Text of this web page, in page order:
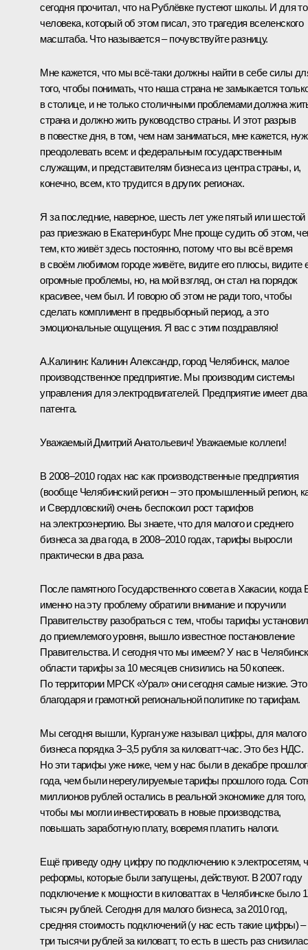
сегодня прочитал, что на Рублёвке пустеют школы. И для
человека, который об этом писал, это трагедия вселенского
масштаба. Что называется – почувствуйте разницу.
Мне кажется, что мы всё‑таки должны найти в себе силы
того, чтобы понимать, что наша страна не замыкается
в столице, и не только столичными проблемами должна
страна и должно жить руководство страны. И этот разрыв
в повестке дня, в том, чем нам заниматься, мне кажется,
преодолевать всем: и федеральным государственным
служащим, и представителям бизнеса из центра страны, и,
конечно, всем, кто трудится в других регионах.
Я за последние, наверное, шесть лет уже пятый или шестой
раз приезжаю в Екатеринбург. Мне проще судить об этом,
тем, кто живёт здесь постоянно, потому что вы всё время
в своём любимом городе живёте, видите его плюсы, видите
огромные проблемы, но, на мой взгляд, он стал на порядок
красивее, чем был. И говорю об этом не ради того, чтобы
сделать комплимент в предвыборный период, а это
эмоциональные ощущения. Я вас с этим поздравляю!
А.Калинин: Калинин Александр, город Челябинск, малое
производственное предприятие. Мы производим системы
управления для электродвигателей. Предприятие имеет два
патента.
Уважаемый Дмитрий Анатольевич! Уважаемые коллеги!
В 2008–2010 годах нас как производственные предприятия
(вообще Челябинский регион – это промышленный регион,
и Свердловский) очень беспокоил рост тарифов
на электроэнергию. Вы знаете, что для малого и среднего
бизнеса за два года, в 2008–2010 годах, тарифы выросли
практически в два раза.
После памятного Государственного совета в Хакасии, когда
именно на эту проблему обратили внимание и поручили
Правительству разобраться с тем, чтобы тарифы
до приемлемого уровня, вышло известное постановление
Правительства. И сегодня что мы имеем? У нас в
области тарифы за 10 месяцев снизились на 50 копеек.
По территории МРСК «Урал» они сегодня самые низкие. Это
благодаря и грамотной региональной политике по тарифам.
Мы сегодня вышли, Курган уже называл цифры, для малого
бизнеса порядка 3–3,5 рубля за киловатт-час. Это без НДС.
Но эти тарифы уже ниже, чем у нас были в декабре
года, чем были нерегулируемые тарифы прошлого года.
миллионов рублей остались в реальной экономике для того,
чтобы мы могли инвестировать в новые производства,
повышать заработную плату, вовремя платить налоги.
Ещё приведу одну цифру по подключению к электросетям,
реформы, которые были запущены, действуют. В 2007 году
подключение к мощности в киловаттах в Челябинске было
тысяч рублей. Сегодня для малого бизнеса, за 2010 год,
средняя стоимость подключений (у нас есть такие цифры) –
три тысячи рублей за киловатт, то есть в шесть раз